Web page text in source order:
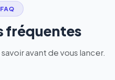
FAQ
fréquentes
avant de vous lancer.